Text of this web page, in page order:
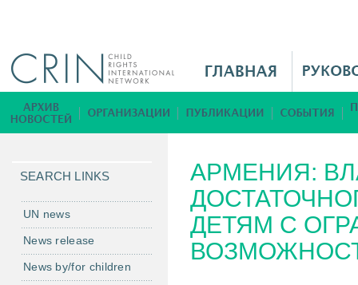
i
n
e
n
u
R
u
Б
и
АРМЕНИЯ:
ДЕТЯМ С
SEARCH LINKS
UN news
News release
News by/for children